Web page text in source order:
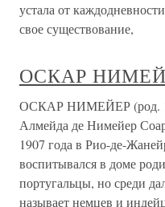
устала от
свое существование,
ОСКАР
ОСКАР НИМЕЙЕР (род.
Алмейда де Нимейер
1907 года в Рио-де-
воспитывался в доме
португальцы, но среди
называет немцев и